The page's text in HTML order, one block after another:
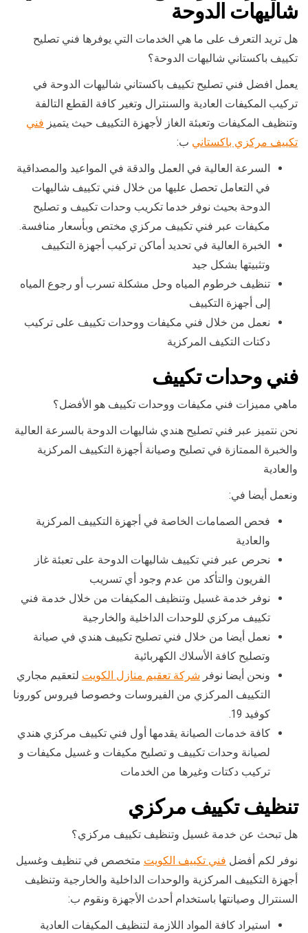
شاليهات الدوحة
هل تريد التعرف على ما هي الخدمات التي يوفرها فني تصليح
تكييف باكستاني شاليهات الدوحة؟
يعمل افضل فني تصليح تكييف باكستاني شاليهات الدوحة في
تركيب المكيفات العادية والسنترال وتغير كافة القطع التالفة
وتنظيف المكيفات وتعبئة الغاز لأجهزة التكييف حيث يتميز فني
تكييف مركزي باكستاني ب:
السرعة العالية في العمل والدقة في المواعيد والمصداقية
في التعامل تحصل عليها من خلال فني تكييف شاليهات
الدوحة بحيث نوفر خدما تكريب وحدات تكييف و تصليح
مكيفات عبر فني تكييف مركزي مختص وبأسعار منافسة.
الخبرة العالية في تحديد أماكن تركيب أجهزة التكييف
وتثبيتها بشكل جيد
تنظيف خرطوم المياه وحل مشكلة تسرب أو رجوع المياه
إلى أجهزة التكييف
نعمل من خلال فني مكيفات ووحدات تكييف على تركيب
دكتات التكيف المركزية
فني وحدات تكييف
ماهي مميزات فني مكيفات ووحدات تكييف هو الأفضل؟
نحن نتميز عبر فني تصليح هندي شاليهات الدوحة بالسرعة العالية
والخبرة الممتازة في تصليح وصيانة أجهزة التكييف المركزية
والعادية
ونعمل أيضا في:
فحص الصمامات الخاصة في أجهزة التكييف المركزية
والعادية
نحرص عبر فني تكييف شاليهات الدوحة على تعبئة غاز
الفريون والتأكد من عدم وجود أي تسريب
نوفر خدمة غسيل وتنظيف المكيفات من خلال خدمة فني
تكييف مركزي للوحدات الداخلية والخارجية
نعمل أيضا من خلال فني تصليح تكييف هندي في صيانة
وتصليح كافة الأسلاك الكهربائية
ونحن أيضا نوفر شركة تعقيم منازل الكويت لتعقيم مجاري
التكييف المركزي من الفيروسات وخصوصا فيروس كورونا
كوفيد 19.
كافة خدمات الصيانة يقدمها أول فني تكييف مركزي هندي
لصيانة وحدات تكييف و تصليح مكيفات و غسيل مكيفات و
تركيب دكتات وغيرها من الخدمات
تنظيف تكييف مركزي
هل تبحث عن خدمة غسيل وتنظيف تكييف مركزي؟
نوفر لكم أفضل فني تكييف الكويت متخصص في تنظيف وغسيل
أجهزة التكييف المركزية والوحدات الداخلية والخارجية وتنظيف
السنترال وصيانتها باستخدام أحدث الأجهزة ونقوم ب:
استيراد كافة المواد اللازمة لتنظيف المكيفات العادية